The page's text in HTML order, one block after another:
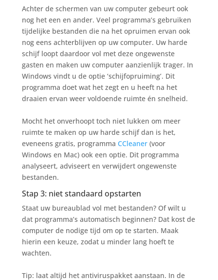
Achter de schermen van uw computer gebeurt ook
nog het een en ander. Veel programma’s gebruiken
tijdelijke bestanden die na het opruimen ervan ook
nog eens achterblijven op uw computer. Uw harde
schijf loopt daardoor vol met deze ongewenste
gasten en maken uw computer aanzienlijk trager. In
Windows vindt u de optie ‘schijfopruiming’. Dit
programma doet wat het zegt en u heeft na het
draaien ervan weer voldoende ruimte én snelheid.
Mocht het onverhoopt toch niet lukken om meer
ruimte te maken op uw harde schijf dan is het,
eveneens gratis, programma CCleaner(voor
Windows en Mac) ook een optie. Dit programma
analyseert, adviseert en verwijdert ongewenste
bestanden.
Stap 3: niet standaard opstarten
Staat uw bureaublad vol met bestanden? Of wilt u
dat programma’s automatisch beginnen? Dat kost de
computer de nodige tijd om op te starten. Maak
hierin een keuze, zodat u minder lang hoeft te
wachten.
Tip: laat altijd het antiviruspakket aanstaan. In de